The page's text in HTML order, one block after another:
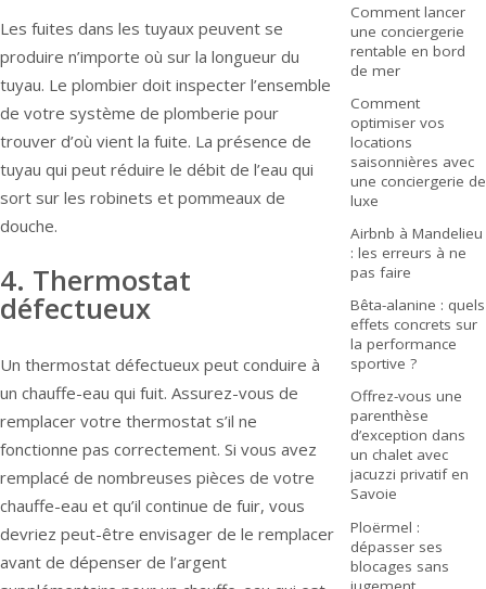
Les fuites dans les tuyaux peuvent se
produire n’importe où sur la longueur du
tuyau. Le plombier doit inspecter l’ensemble
de votre système de plomberie pour
trouver d’où vient la fuite. La présence de
tuyau qui peut réduire le débit de l’eau qui
sort sur les robinets et pommeaux de
douche.
4. Thermostat
défectueux
Un thermostat défectueux peut conduire à
un chauffe-eau qui fuit. Assurez-vous de
remplacer votre thermostat s’il ne
fonctionne pas correctement. Si vous avez
remplacé de nombreuses pièces de votre
chauffe-eau et qu’il continue de fuir, vous
devriez peut-être envisager de le remplacer
avant de dépenser de l’argent
Comment lancer
une conciergerie
rentable en bord
de mer
Comment
optimiser vos
locations
saisonnières avec
une conciergerie de
luxe
Airbnb à Mandelieu
: les erreurs à ne
pas faire
Bêta-alanine : quels
effets concrets sur
la performance
sportive ?
Offrez-vous une
parenthèse
d’exception dans
un chalet avec
jacuzzi privatif en
Savoie
Ploërmel :
dépasser ses
blocages sans